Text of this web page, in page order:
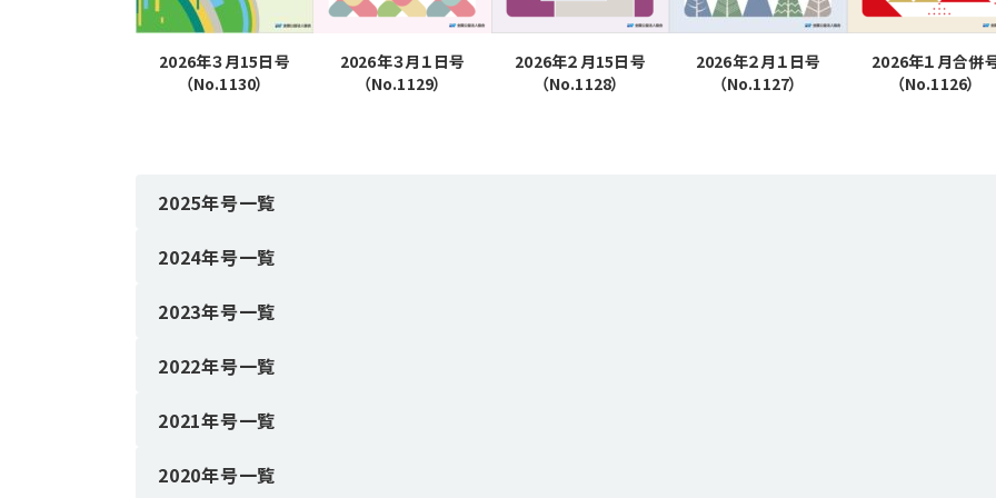
2026年３月15日号
（No.1130）
2026年３月１日号
（No.1129）
2026年２月15日号
（No.1128）
2026年２月１日号
（No.1127）
2026年１月合併
（No.1126）
2025年号一覧
2024年号一覧
2023年号一覧
2022年号一覧
2021年号一覧
2020年号一覧